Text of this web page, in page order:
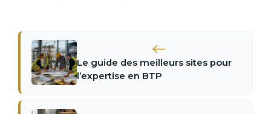
Le guide des meilleurs sites pour
l’expertise en BTP